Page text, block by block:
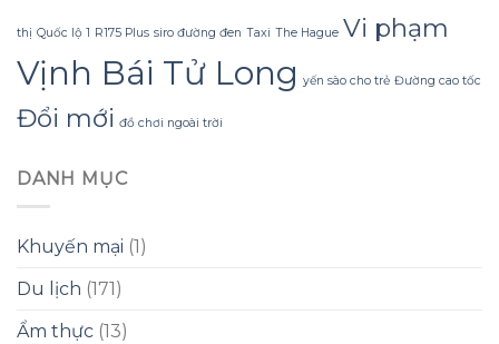
thị Quốc lộ 1 R175 Plus siro đường đen Taxi The Hague Vi phạm
Vịnh Bái Tử Long yến sào cho trẻ Đường cao tốc
Đổi mới đồ chơi ngoài trời
DANH MỤC
Khuyến mại (1)
Du lịch (171)
Ẩm thực (13)